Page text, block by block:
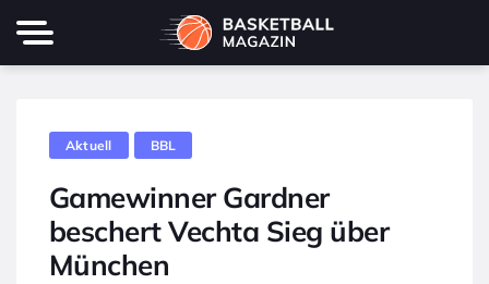
Aktuell BBL
Gamewinner Gardner
beschert Vechta Sieg über
München